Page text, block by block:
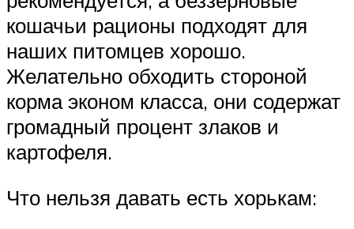
кошачьи рационы подходят для
наших питомцев хорошо.
Желательно обходить стороной
корма эконом класса, они содержат
громадный процент злаков и
картофеля.
Что нельзя давать есть хорькам: